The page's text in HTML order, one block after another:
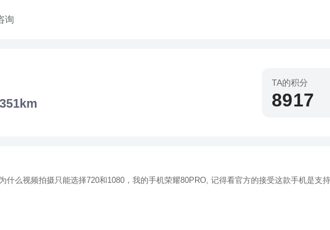
询
TA的积分
8917
么视频拍摄只能选择720和1080，我的手机荣耀80PRO, 记得看官方的接受这款手机是支持